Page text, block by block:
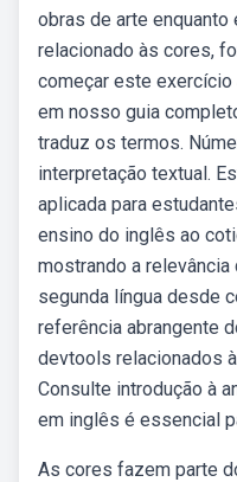
obras de arte enquanto
relacionado às cores,
começar este
em nosso guia
traduz os termos.
interpretação textual.
aplicada para
ensino do inglês ao
mostrando a
segunda língua desde
referência abrangente
devtools relacionados
Consulte introdução à
em inglês é essencial
As cores fazem parte